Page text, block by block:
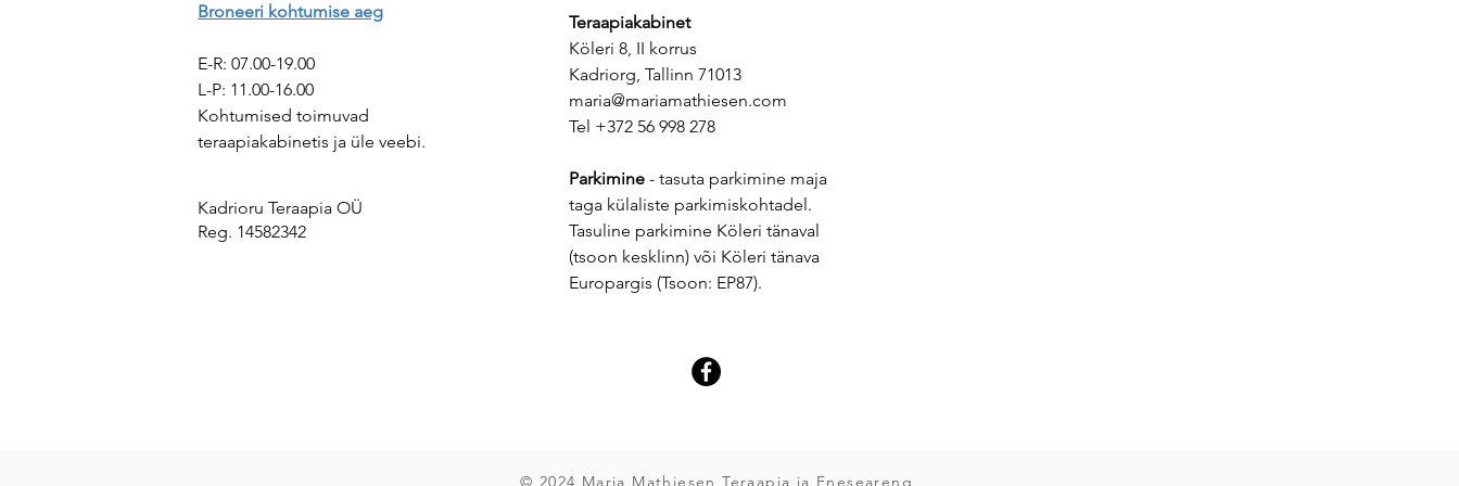
mõtteid ja vajadusi
Broneeri kohtumise aeg
E-R: 07.00-19.00
​​L-P: 11.00-16.00 ​
Kohtumised toimuvad
teraapiakabinetis ja üle veebi.
Kadrioru Teraapia OÜ
Reg. 14582342
Teraapiakabinet
Köleri 8, II korrus
Kadriorg, Tallinn 71013
maria@mariamathiesen.com
Tel +372 56 998 278
Parkimine - tasuta parkimine maja
taga külaliste parkimiskohtadel.
Tasuline parkimine Köleri tänaval
(tsoon kesklinn) või Köleri tänava
Europargis (Tsoon: EP87).